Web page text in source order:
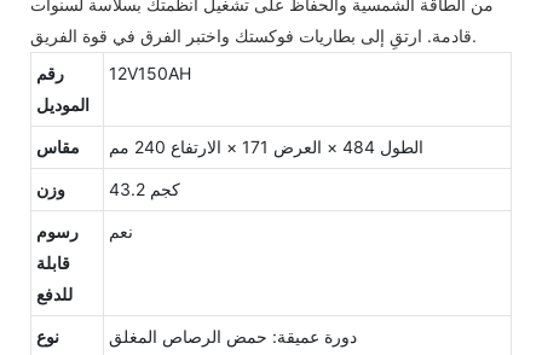
قادمة. ارتقِ إلى بطاريات فوكستك واختبر الفرق في قوة الفريق.
رقم
الموديل
12V150AH
مقاس الطول 484 × العرض 171 × الارتفاع 240 مم
وزن 43.2 كجم
رسوم
قابلة
للدفع
نعم
نوع
دورة عميقة: حمض الرصاص المغلق